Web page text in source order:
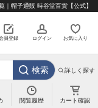
｜帽子通販 時谷堂百貨【公式】
員登録 ログイン お気に入り
検索 詳しく探す
閲覧履歴 カート確認